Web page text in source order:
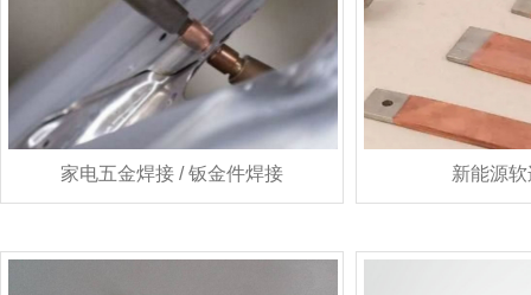
家电五金焊接 / 钣金件焊接 新能源